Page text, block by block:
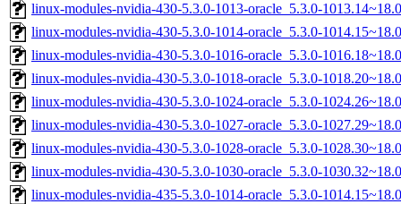
linux-modules-nvidia-430-5.3.0-1013-oracle_5.3.0-
linux-modules-nvidia-430-5.3.0-1014-oracle_5.3.0-
linux-modules-nvidia-430-5.3.0-1016-oracle_5.3.0-
linux-modules-nvidia-430-5.3.0-1018-oracle_5.3.0-
linux-modules-nvidia-430-5.3.0-1024-oracle_5.3.0-
linux-modules-nvidia-430-5.3.0-1027-oracle_5.3.0-
linux-modules-nvidia-430-5.3.0-1028-oracle_5.3.0-
linux-modules-nvidia-430-5.3.0-1030-oracle_5.3.0-
linux-modules-nvidia-435-5.3.0-1014-oracle_5.3.0-